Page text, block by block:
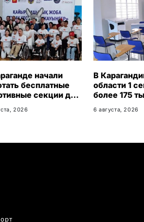
начали
бесплатные
секции для
2026
В
области 1
более 175
учебный год
6 августа, 2026